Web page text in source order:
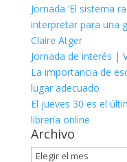
Jornada ‘El sistema
interpretar para una
Claire Atger
Jornada de interés |
La importancia de
lugar adecuado
El jueves 30 es el
librería online
Archivo
Archivo